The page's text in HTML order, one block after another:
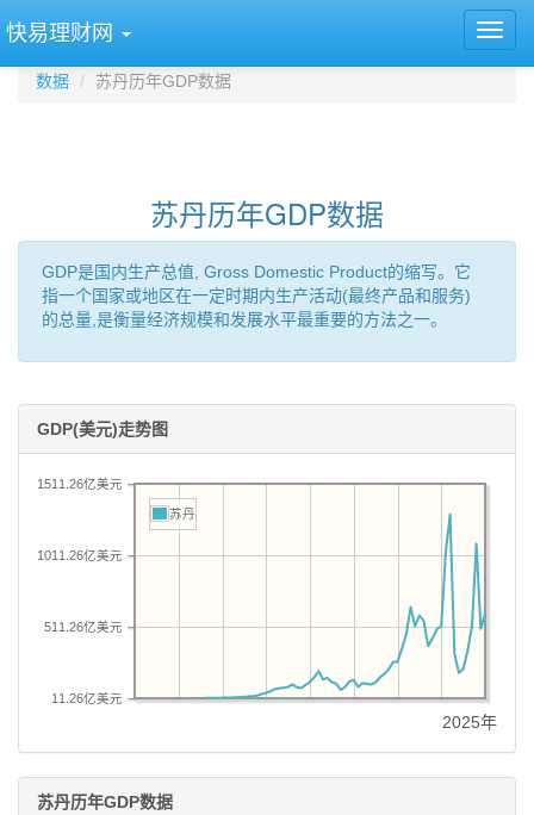
快易理财网
数据 苏丹历年GDP数据
苏丹历年GDP数据
GDP是国内生产总值, Gross Domestic Product的缩写。它
指一个国家或地区在一定时期内生产活动(最终产品和服务)
的总量,是衡量经济规模和发展水平最重要的方法之一。
GDP(美元)走势图
11.26亿美元
511.26亿美元
1011.26亿美元
1511.26亿美元
苏丹
2025年
苏丹历年GDP数据